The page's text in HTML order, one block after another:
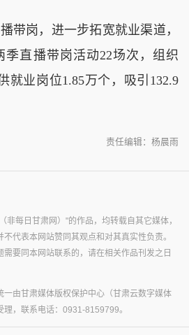
岗，进一步拓宽就业渠道，
季直播带岗活动22场次，组织
就业岗位1.85万个，吸引132.9
责任编辑：杨晨雨
非每日甘肃网）"的作品，均转载自其它媒体，
代表本网站赞同其观点和对其真实性负责。
要同本网站联系的，请在相关作品刊发之日
一由甘肃媒体版权保护中心（甘肃云数字媒体
，联系电话：0931-8159799。